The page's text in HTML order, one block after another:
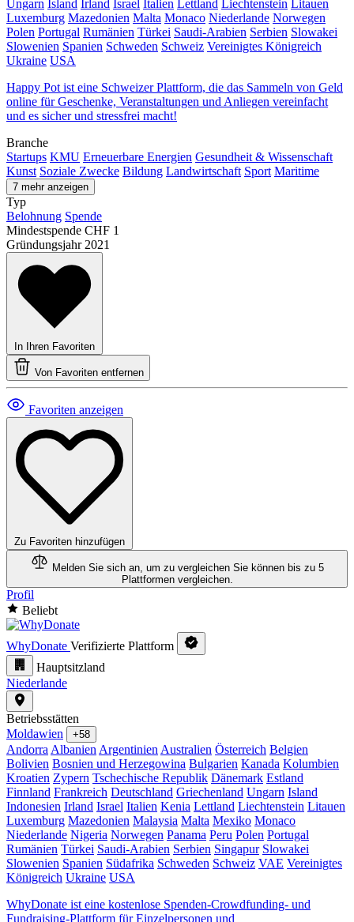
Ungarn Island Irland Israel Italien Lettland Liechtenstein
Litauen
Luxemburg Mazedonien Malta Monaco Niederlande Norwegen
Polen Portugal Rumänien Türkei Saudi-Arabien Serbien Slowakei
Slowenien Spanien Schweden Schweiz Vereinigtes Königreich
Ukraine USA
Happy Pot ist eine Schweizer Plattform, die das Sammeln von Geld
online für Geschenke, Veranstaltungen und Anliegen vereinfacht
und es sicher und stressfrei macht!
Branche
Startups KMU Erneuerbare Energien Gesundheit & Wissenschaft
Kunst Soziale Zwecke Bildung Landwirtschaft Sport Maritime
7 mehr anzeigen
Typ
Belohnung Spende
Mindestspende CHF 1
Gründungsjahr 2021
In Ihren Favoriten
Von Favoriten entfernen
Favoriten anzeigen
Zu Favoriten hinzufügen
Melden Sie sich an, um zu vergleichen Sie können bis zu 5
Plattformen vergleichen.
Profil
Beliebt
WhyDonate Verifizierte Plattform
Hauptsitzland
Niederlande
Betriebsstätten
Moldawien
+58
Andorra Albanien Argentinien Australien Österreich Belgien
Bolivien Bosnien und Herzegowina Bulgarien Kanada Kolumbien
Kroatien Zypern Tschechische Republik Dänemark Estland
Finnland Frankreich Deutschland Griechenland Ungarn Island
Indonesien Irland Israel Italien Kenia Lettland Liechtenstein Litauen
Luxemburg Mazedonien Malaysia Malta Mexiko Monaco
Niederlande Nigeria Norwegen Panama Peru Polen Portugal
Rumänien Türkei Saudi-Arabien Serbien Singapur Slowakei
Slowenien Spanien Südafrika Schweden Schweiz VAE Vereinigtes
Königreich Ukraine USA
WhyDonate ist eine kostenlose Spenden-Crowdfunding- und
Fundraising-Plattform für Einzelpersonen und